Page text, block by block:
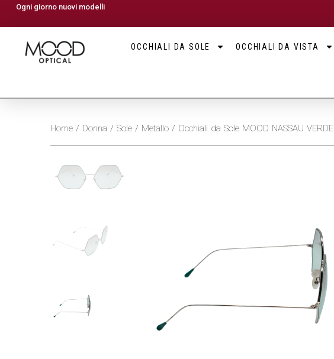
Ogni giorno nuovi modelli
OCCHIALI DA SOLE OCCHIALI DA VISTA
Home/ Donna / Sole/ Metallo/ Occhiali da Sole MOOD NASSAU VERDE